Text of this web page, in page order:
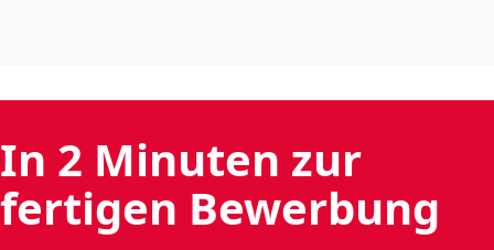
In 2 Minuten zur
fertigen Bewerbung